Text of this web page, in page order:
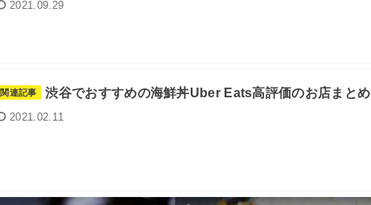
2021.09.29
関連記事 渋谷でおすすめの海鮮丼Uber Eats高評価のお店まとめ
2021.02.11